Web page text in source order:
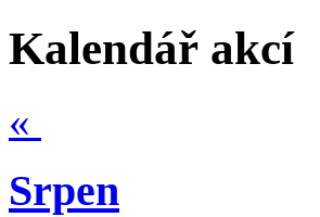
Kalendář akcí
«
Srpen